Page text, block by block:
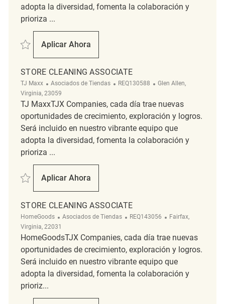
adopta la diversidad, fomenta la colaboración y
prioriza ...
Salvar Store Cleaning Associate REQ137769
Aplicar Ahora
Store Cleaning Associate
STORE CLEANING ASSOCIATE
TJ Maxx Categoría
Asociados de Tiendas ReqId
REQ130588 Ubicación
Glen Allen,
Virginia, 23059
TJ MaxxTJX Companies, cada día trae nuevas
oportunidades de crecimiento, exploración y logros.
Será incluido en nuestro vibrante equipo que
adopta la diversidad, fomenta la colaboración y
prioriza ...
Salvar Store Cleaning Associate REQ130588
Aplicar Ahora
Store Cleaning Associate
STORE CLEANING ASSOCIATE
HomeGoods Categoría
Asociados de Tiendas ReqId
REQ143056 Ubicación
Fairfax,
Virginia, 22031
HomeGoodsTJX Companies, cada día trae nuevas
oportunidades de crecimiento, exploración y logros.
Será incluido en nuestro vibrante equipo que
adopta la diversidad, fomenta la colaboración y
prioriz...